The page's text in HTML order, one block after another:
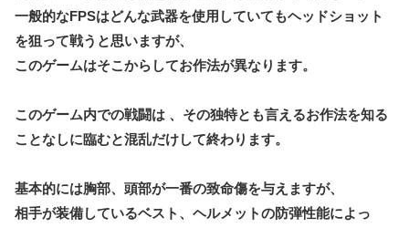
一般的なFPSはどんな武器を使用していてもヘッドショット
を狙って戦うと思いますが、
このゲームはそこからしてお作法が異なります。
このゲーム内での戦闘は 、その独特とも言えるお作法を知る
ことなしに臨むと混乱だけして終わります。
基本的には胸部、頭部が一番の致命傷を与えますが、
相手が装備しているベスト、ヘルメットの防弾性能によっ